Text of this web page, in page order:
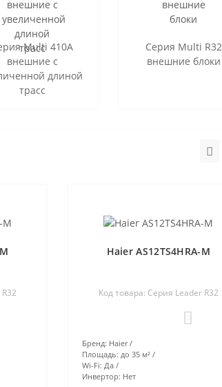
Multi 410A
внешние с
длиной
трасс
Серия Multi R32
внешние блоки
Haier AS12TS4HRA-M
Код товара: Серия Leader R32
Бренд: Haier
Площадь: до 35 м²
Wi-Fi: Да
Инвертор: Нет